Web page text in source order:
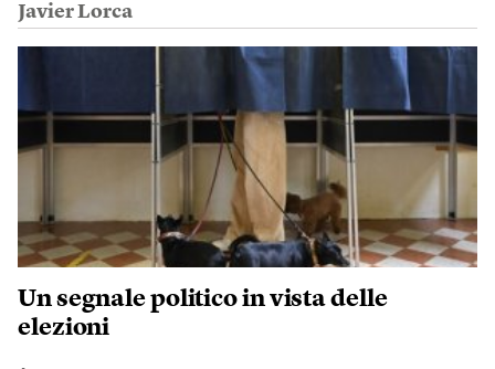
Javier Lorca
Un segnale politico in vista delle
elezioni